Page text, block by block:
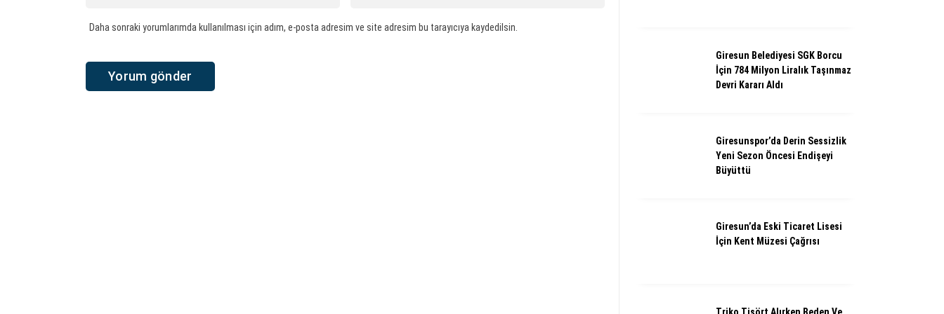
Daha sonraki yorumlarımda kullanılması için adım, e-posta adresim ve site adresim bu tarayıcıya kaydedilsin.
Giresun Belediyesi SGK Borcu
İçin 784 Milyon Liralık Taşınmaz
Devri Kararı Aldı
Giresunspor’da Derin Sessizlik
Yeni Sezon Öncesi Endişeyi
Büyüttü
Giresun’da Eski Ticaret Lisesi
İçin Kent Müzesi Çağrısı